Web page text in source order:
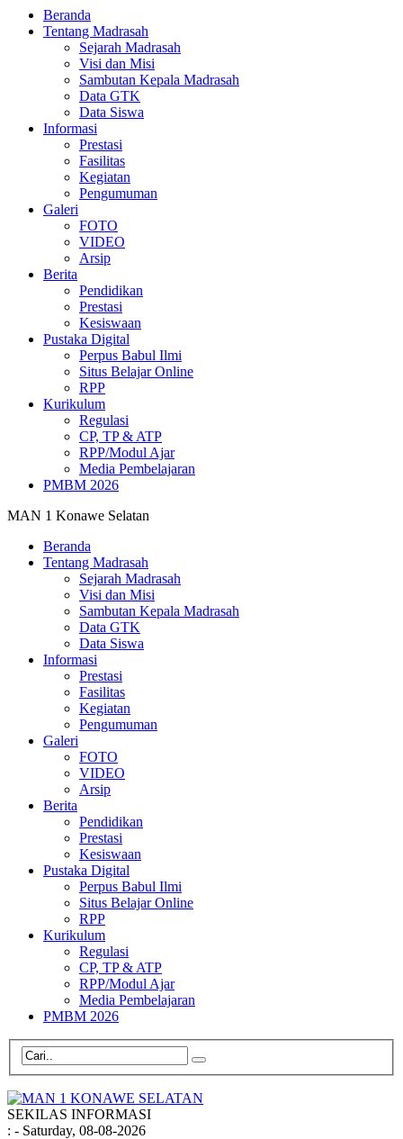
Beranda
Tentang Madrasah
Sejarah Madrasah
Visi dan Misi
Sambutan Kepala Madrasah
Data GTK
Data Siswa
Informasi
Prestasi
Fasilitas
Kegiatan
Pengumuman
Galeri
FOTO
VIDEO
Arsip
Berita
Pendidikan
Prestasi
Kesiswaan
Pustaka Digital
Perpus Babul Ilmi
Situs Belajar Online
RPP
Kurikulum
Regulasi
CP, TP & ATP
RPP/Modul Ajar
Media Pembelajaran
PMBM 2026
MAN 1 Konawe Selatan
Beranda
Tentang Madrasah
Sejarah Madrasah
Visi dan Misi
Sambutan Kepala Madrasah
Data GTK
Data Siswa
Informasi
Prestasi
Fasilitas
Kegiatan
Pengumuman
Galeri
FOTO
VIDEO
Arsip
Berita
Pendidikan
Prestasi
Kesiswaan
Pustaka Digital
Perpus Babul Ilmi
Situs Belajar Online
RPP
Kurikulum
Regulasi
CP, TP & ATP
RPP/Modul Ajar
Media Pembelajaran
PMBM 2026
SEKILAS INFORMASI
: - Saturday, 08-08-2026